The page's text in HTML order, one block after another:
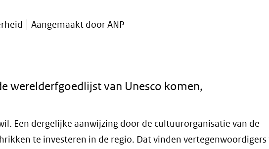
Aangemaakt door ANP
werelderfgoedlijst van Unesco komen,
Een dergelijke aanwijzing door de cultuurorganisatie van de
te investeren in de regio. Dat vinden vertegenwoordigers